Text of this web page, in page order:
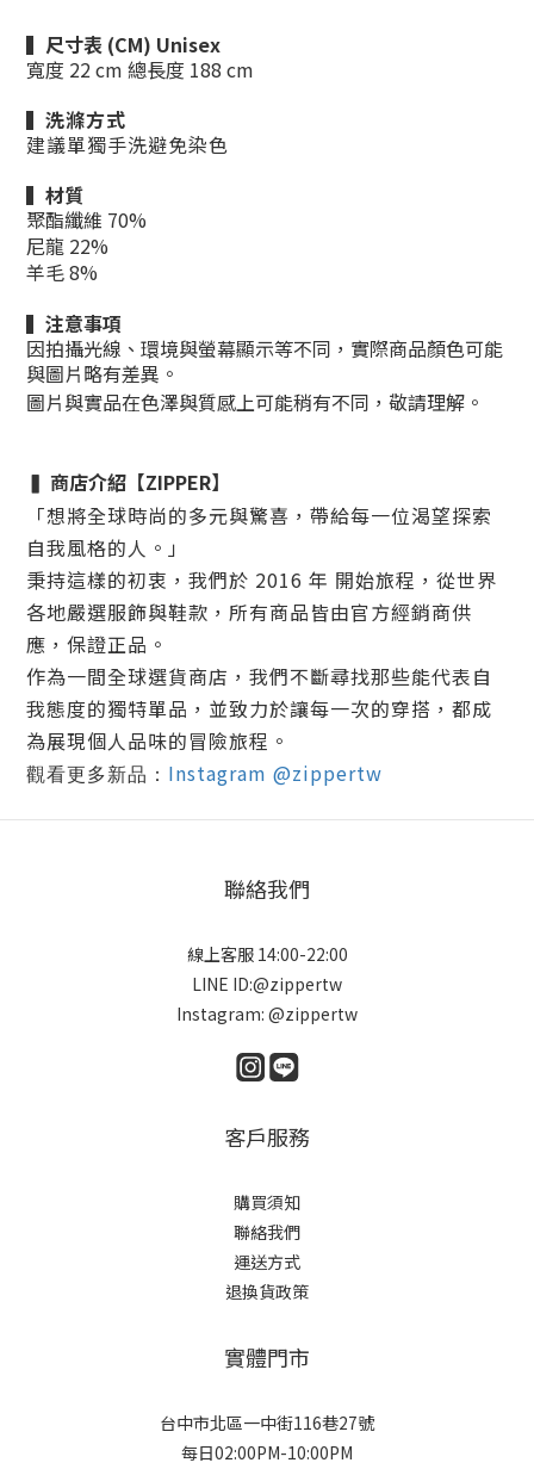
▍ 尺寸表 (CM) Unisex
寬度 22 cm 總長度 188 cm
▍ 洗滌方式
建議單獨手洗避免染色
▍材質
聚酯纖維 70%
尼龍 22%
羊毛 8%
▍ 注意事項
因拍攝光線、環境與螢幕顯示等不同，實際商品顏色可能
與圖片略有差異。
圖片與實品在色澤與質感上可能稍有不同，敬請理解。
▍ 商店介紹 【ZIPPER】
「想將全球時尚的多元與驚喜，帶給每一位渴望探索
自我風格的人。」
秉持這樣的初衷，我們於 2016 年 開始旅程，從世界
各地嚴選服飾與鞋款，所有商品皆由官方經銷商供
應， 保證正品 。
作為一間全球選貨商店，我們不斷尋找那些能代表自
我態度的獨特單品，並致力於讓每一次的穿搭，都成
為展現個人品味的冒險旅程。
觀看更多新品： Instagram @zippertw
聯絡我們
線上客服 14:00-22:00
LINE ID:@zippertw
Instagram: @zippertw
客戶服務
購買須知
聯絡我們
運送方式
退換貨政策
實體門市
台中市北區一中街116巷27號
每日02:00PM-10:00PM